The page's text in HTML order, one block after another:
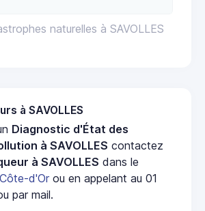
naturelles à SAVOLLES
à SAVOLLES
Diagnostic d'État des
à SAVOLLES contactez
à SAVOLLES dans le
Côte-d'Or ou en appelant au 01
par mail.